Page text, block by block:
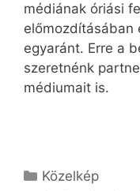
médiának óriási
előmozdításában
egyaránt. Erre a
szeretnénk
médiumait is.
Kategória
Közelkép